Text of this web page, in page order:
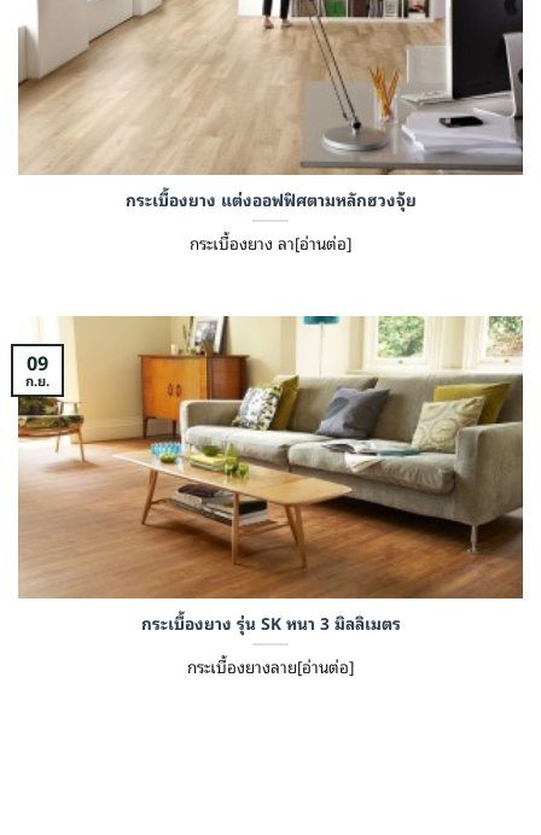
กระเบื้องยาง แต่งออฟฟิศตามหลักฮวงจุ้ย
กระเบื้องยาง ลา[อ่านต่อ]
กระเบื้องยาง รุ่น SK หนา 3 มิลลิเมตร
กระเบื้องยางลาย[อ่านต่อ]
09
ก.ย.